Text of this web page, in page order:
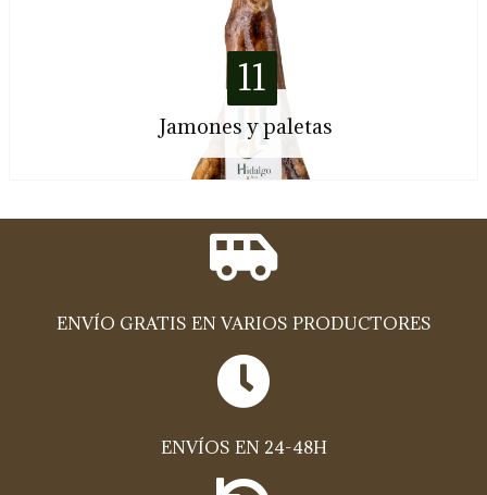
Jamones y paletas
11
ENVÍO GRATIS EN VARIOS PRODUCTORES
ENVÍOS EN 24-48H